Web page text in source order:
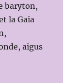
baryton,
la Gaia
aigus